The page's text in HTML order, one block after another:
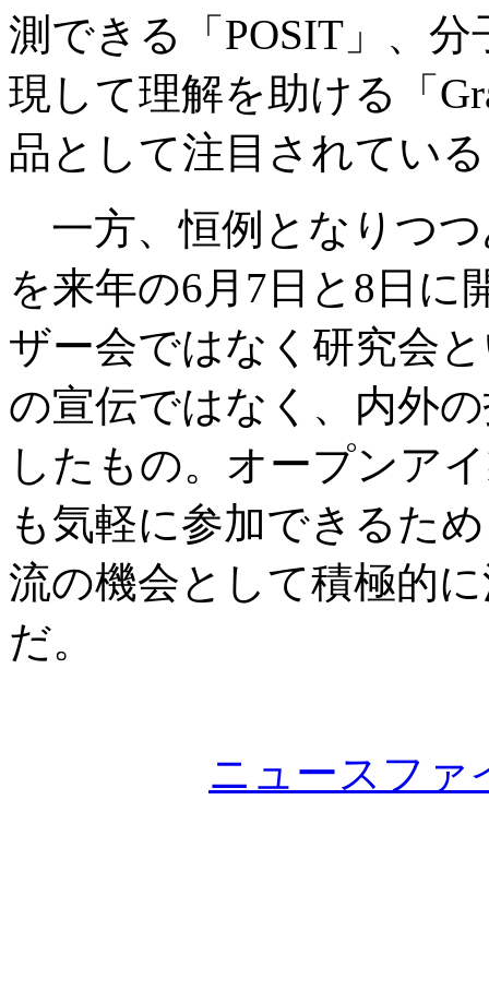
測できる「POSIT」、
現して理解を助ける「
品として注目されてい
一方、恒例となりつつ
を来年の6月7日と8日に
ザー会ではなく研究会
の宣伝ではなく、内外
したもの。オープンア
も気軽に参加できるた
流の機会として積極的
だ。
ニュースファ